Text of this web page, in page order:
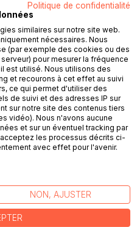
2026 grâce à notre
de français du secondaire,
les points suivants
l'œuvre, l'analyse des
À
Politique de confidentialité
similaires sur notre site web.
nécessaires. Nous
(par exemple des cookies ou des
pour mesurer la fréquence
est utilisé. Nous utilisons des
et recourons à cet effet au suivi
ce qui permet d'utiliser des
de suivi et des adresses IP sur
sur notre site des contenus tiers
vidéo). Nous n'avons aucune
et sur un éventuel tracking par
les processus décrits ci-
avec effet pour l'avenir.
NON, AJUSTER